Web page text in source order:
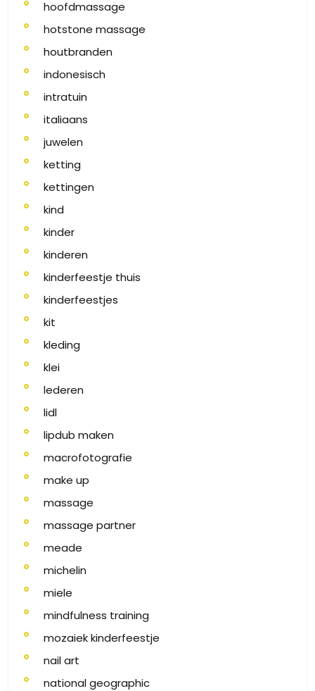
hoofdmassage
hotstone massage
houtbranden
indonesisch
intratuin
italiaans
juwelen
ketting
kettingen
kind
kinder
kinderen
kinderfeestje thuis
kinderfeestjes
kit
kleding
klei
lederen
lidl
lipdub maken
macrofotografie
make up
massage
massage partner
meade
michelin
miele
mindfulness training
mozaiek kinderfeestje
nail art
national geographic